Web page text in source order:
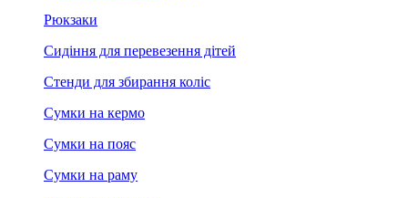
Рюкзаки
Сидіння для перевезення дітей
Стенди для збирання коліс
Сумки на кермо
Сумки на пояс
Сумки на раму